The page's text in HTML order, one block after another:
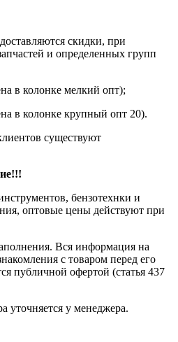
скидки, при
и определенных групп
в колонке мелкий опт);
в колонке крупный опт 20).
существуют
бензотехнки и
оптовые цены действуют при
Вся информация на
с товаром перед его
публичной офертой (статья 437
уточняется у менеджера.